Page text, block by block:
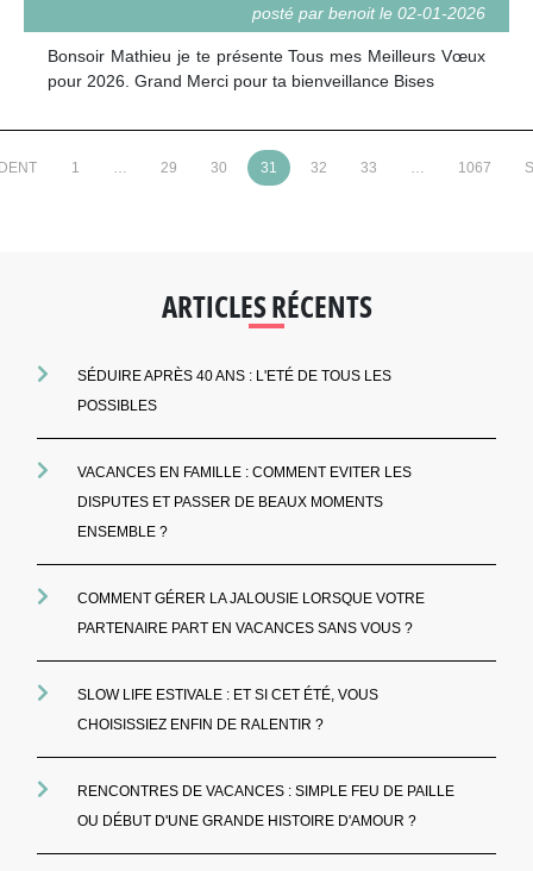
posté par benoit le 02-01-2026
Bonsoir Mathieu je te présente Tous mes Meilleurs Vœux
pour 2026. Grand Merci pour ta bienveillance Bises
1 … 29 30 31 32 33 … 1067
ARTICLES RÉCENTS
SÉDUIRE APRÈS 40 ANS : L'ETÉ DE TOUS LES
POSSIBLES
VACANCES EN FAMILLE : COMMENT EVITER LES
DISPUTES ET PASSER DE BEAUX MOMENTS
ENSEMBLE ?
COMMENT GÉRER LA JALOUSIE LORSQUE VOTRE
PARTENAIRE PART EN VACANCES SANS VOUS ?
SLOW LIFE ESTIVALE : ET SI CET ÉTÉ, VOUS
CHOISISSIEZ ENFIN DE RALENTIR ?
RENCONTRES DE VACANCES : SIMPLE FEU DE PAILLE
OU DÉBUT D'UNE GRANDE HISTOIRE D'AMOUR ?